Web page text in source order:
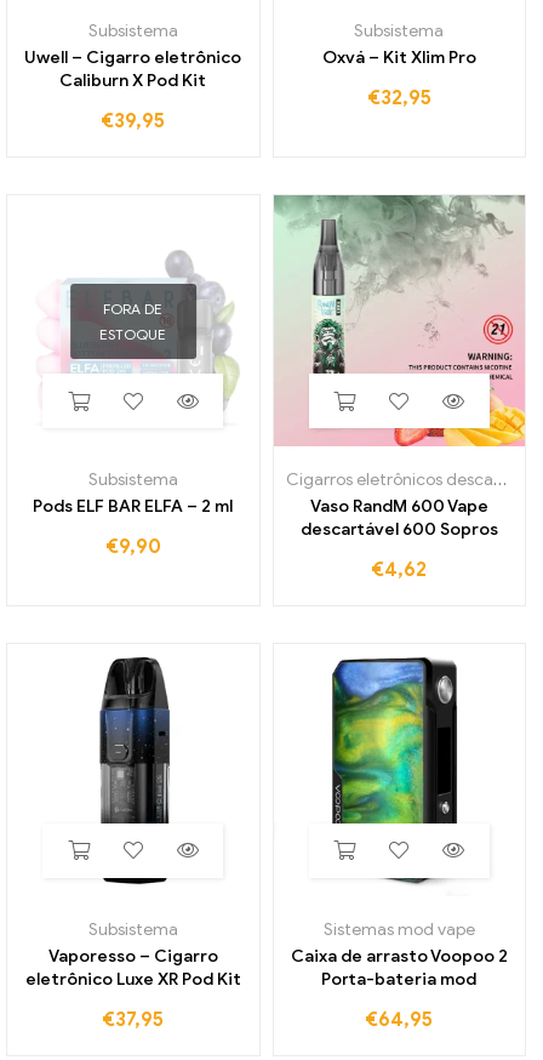
Subsistema
Uwell – Cigarro eletrônico
Caliburn X Pod Kit
€39,95
Subsistema
Oxvá – Kit Xlim Pro
€32,95
FORA DE
ESTOQUE
Subsistema
Pods ELF BAR ELFA – 2 ml
€9,90
Cigarros eletrônicos descartáveis
Vaso RandM 600 Vape
descartável 600 Sopros
€4,62
Subsistema
Vaporesso – Cigarro
eletrônico Luxe XR Pod Kit
€37,95
Sistemas mod vape
Caixa de arrasto Voopoo 2
Porta-bateria mod
€64,95